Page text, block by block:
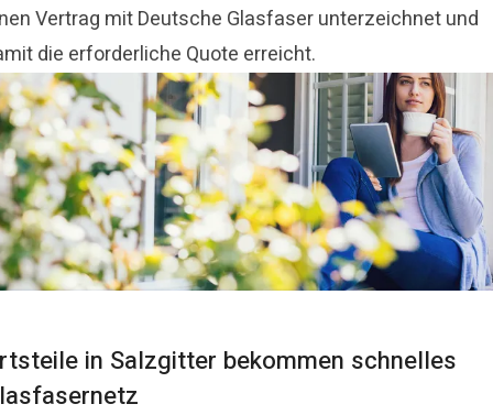
Vertrag mit Deutsche Glasfaser unterzeichnet und
die erforderliche Quote erreicht.
in Salzgitter bekommen schnelles